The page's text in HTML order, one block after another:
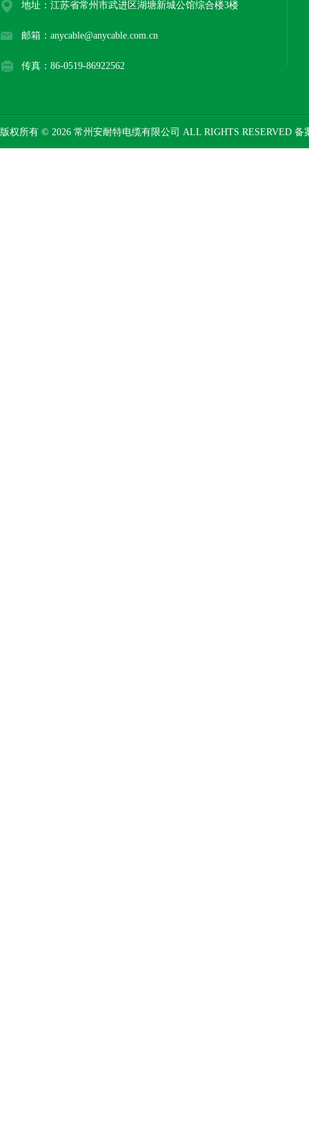
地址：江苏省常州市武进区湖塘新城公馆综合楼3楼
邮箱：anycable@anycable.com.cn
传真：86-0519-86922562
版权所有 © 2026 常州安耐特电缆有限公司 ALL RIGHTS RESERVED 备